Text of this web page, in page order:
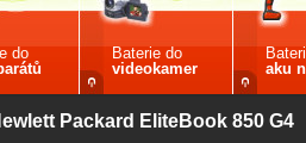
do
Baterie do
videokamer
aku
Packard EliteBook 850 G4